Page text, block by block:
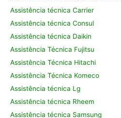
Assistência técnica Carrier
Assistência técnica Consul
Assistência técnica Daikin
Assistência Técnica Fujitsu
Assistência Técnica Hitachi
Assistência Técnica Komeco
Assistência técnica Lg
Assistência técnica Rheem
Assistência técnica Samsung